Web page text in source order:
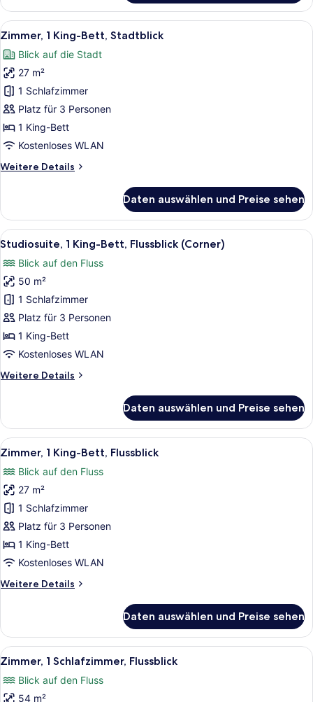
Zimmer,
1 King-
Bett,
Alle
Fotos
für
Zimmer,
1 King-
Bett,
Stadtblick
anzeigen
Ein Hotelzimmer mit einem
6
Zimmer, 1 King-Bett, Stadtblick
Blick auf die Stadt
27 m²
1 Schlafzimmer
Platz für 3 Personen
1 King-Bett
Kostenloses WLAN
Weitere Details
Weitere
1 King-
Bett,
Stadtblick
Daten auswählen und Preise sehen
Alle
Fotos
für
Studiosuite,
1 King-
Bett,
Flussblick
(Corner)
Ein Hotelzimmer mit einem
7
Studiosuite, 1 King-Bett, Flussblick (Corner)
Blick auf den Fluss
50 m²
1 Schlafzimmer
Platz für 3 Personen
1 King-Bett
Kostenloses WLAN
Weitere Details
Weitere
1 King-
Bett,
Flussblick
Daten auswählen und Preise sehen
Alle
Fotos
für
Zimmer,
1 King-
Bett,
Flussblick
anzeigen
Ein Hotelzimmer mit Bett,
5
Zimmer, 1 King-Bett, Flussblick
Blick auf den Fluss
27 m²
1 Schlafzimmer
Platz für 3 Personen
1 King-Bett
Kostenloses WLAN
Weitere Details
Weitere
1 King-
Bett,
Flussblick
Daten auswählen und Preise sehen
Alle
Fotos
für
Ein Hotelzimmer mit Bett,
7
Zimmer, 1 Schlafzimmer, Flussblick
Blick auf den Fluss
54 m²